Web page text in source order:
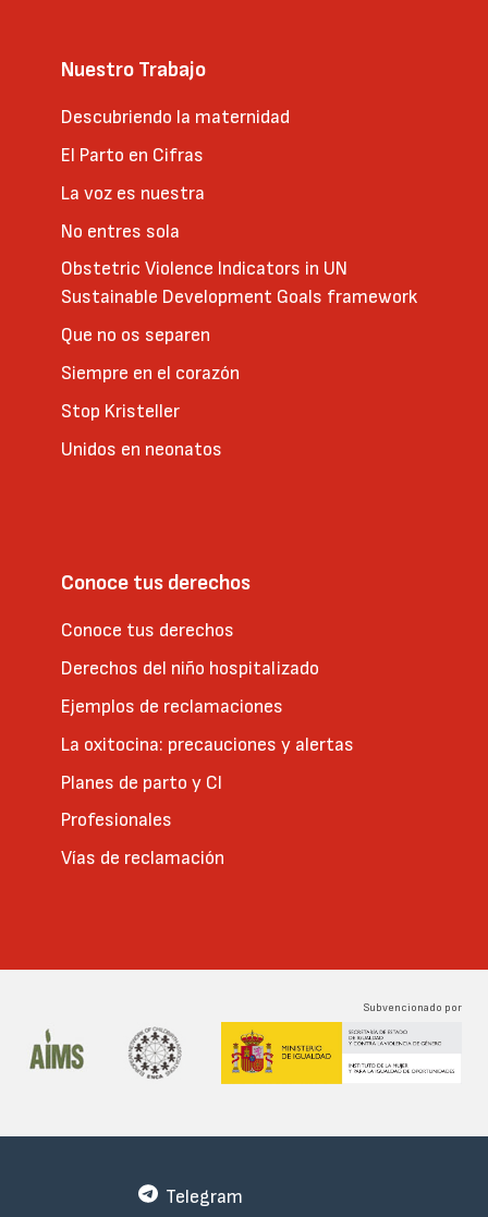
Nuestro Trabajo
Descubriendo la maternidad
El Parto en Cifras
La voz es nuestra
No entres sola
Obstetric Violence Indicators in UN
Sustainable Development Goals framework
Que no os separen
Siempre en el corazón
Stop Kristeller
Unidos en neonatos
Conoce tus derechos
Conoce tus derechos
Derechos del niño hospitalizado
Ejemplos de reclamaciones
La oxitocina: precauciones y alertas
Planes de parto y CI
Profesionales
Vías de reclamación
Subvencionado por
Telegram